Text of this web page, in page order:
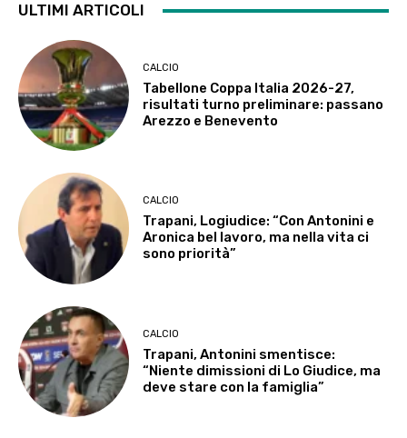
ULTIMI ARTICOLI
CALCIO
Tabellone Coppa Italia 2026-27,
risultati turno preliminare: passano
Arezzo e Benevento
CALCIO
Trapani, Logiudice: “Con Antonini e
Aronica bel lavoro, ma nella vita ci
sono priorità”
CALCIO
Trapani, Antonini smentisce:
“Niente dimissioni di Lo Giudice, ma
deve stare con la famiglia”